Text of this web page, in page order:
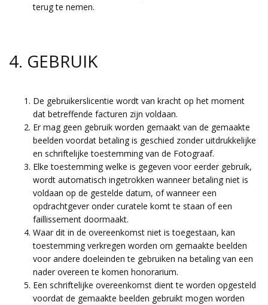
terug te nemen.
4. GEBRUIK
De gebruikerslicentie wordt van kracht op het moment
dat betreffende facturen zijn voldaan.
Er mag geen gebruik worden gemaakt van de gemaakte
beelden voordat betaling is geschied zonder uitdrukkelijke
en schriftelijke toestemming van de Fotograaf.
Elke toestemming welke is gegeven voor eerder gebruik,
wordt automatisch ingetrokken wanneer betaling niet is
voldaan op de gestelde datum, of wanneer een
opdrachtgever onder curatele komt te staan of een
faillissement doormaakt.
Waar dit in de overeenkomst niet is toegestaan, kan
toestemming verkregen worden om gemaakte beelden
voor andere doeleinden te gebruiken na betaling van een
nader overeen te komen honorarium.
Een schriftelijke overeenkomst dient te worden opgesteld
voordat de gemaakte beelden gebruikt mogen worden